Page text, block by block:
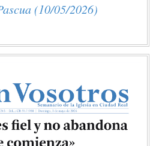
(10/05/2026)